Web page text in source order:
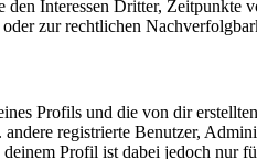
den Interessen Dritter,
zur rechtlichen
Profils und die von dir
registrierte Benutzer,
Profil ist dabei jedoch nur